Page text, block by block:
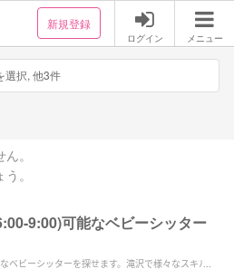
新規登録
ログイン メニュー
選択, 他3件
。
。
9:00)可能なベビーシッター
ビーシッターを探せます。滝沢で様々なスキルを